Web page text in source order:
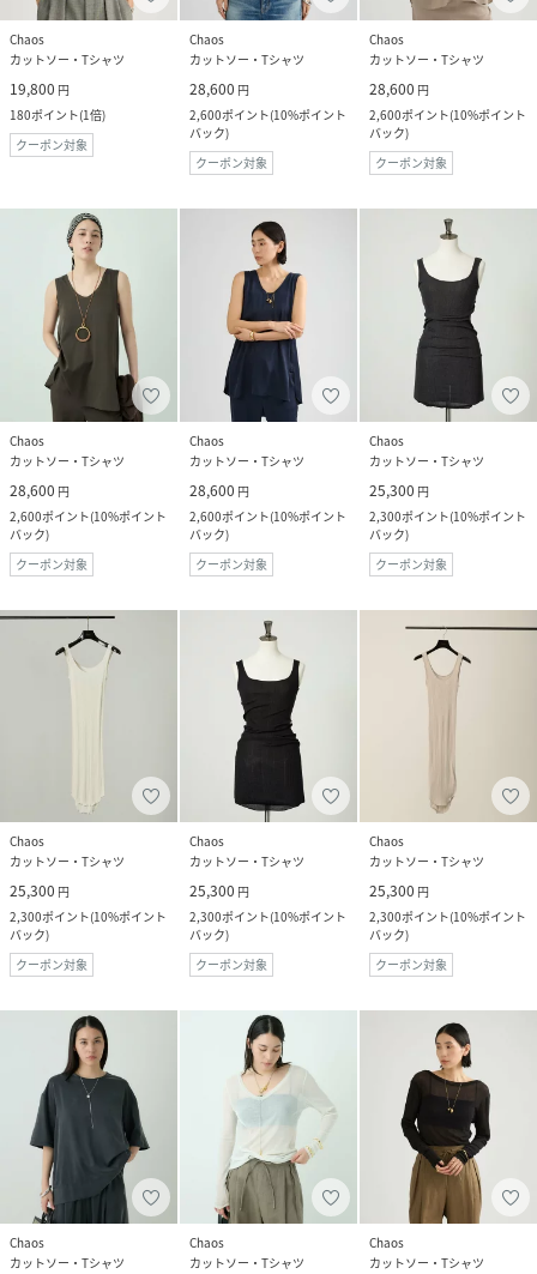
Chaos
カットソー・Tシャツ
19,800 円
180ポイント(1倍)
クーポン対象
Chaos
カットソー・Tシャツ
28,600 円
2,600ポイント(10%ポイント
バック)
クーポン対象
Chaos
カットソー・Tシャツ
28,600 円
2,600ポイント(10%ポイント
バック)
クーポン対象
Chaos
カットソー・Tシャツ
28,600 円
2,600ポイント(10%ポイント
バック)
クーポン対象
Chaos
カットソー・Tシャツ
28,600 円
2,600ポイント(10%ポイント
バック)
クーポン対象
Chaos
カットソー・Tシャツ
25,300 円
2,300ポイント(10%ポイント
バック)
クーポン対象
Chaos
カットソー・Tシャツ
25,300 円
2,300ポイント(10%ポイント
バック)
クーポン対象
Chaos
カットソー・Tシャツ
25,300 円
2,300ポイント(10%ポイント
バック)
クーポン対象
Chaos
カットソー・Tシャツ
25,300 円
2,300ポイント(10%ポイント
バック)
クーポン対象
Chaos
カットソー・Tシャツ
Chaos
カットソー・Tシャツ
Chaos
カットソー・Tシャツ